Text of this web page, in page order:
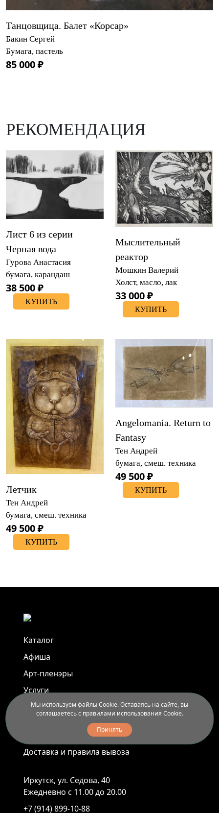
Танцовщица. Балет «Корсар»
Бакин Сергей
Бумага, пастель
85 000 ₽
РЕКОМЕНДАЦИЯ
Лист 6 из серии
Черная вода
Гурова Анастасия
бумага, карандаш
38 500 ₽
КУПИТЬ
Мыслительный
реактор
Мошкин Валерий
Холст, масло, лак
33 000 ₽
КУПИТЬ
Летчик
Тен Андрей
бумага, смеш. техника
49 500 ₽
КУПИТЬ
Angelomania. Return to
Fantasy
Тен Андрей
бумага, смеш. техника
49 500 ₽
КУПИТЬ
Каталог
Афиша
Арт-пленэры
Услуги
Новости
Доставка и правила вывоза
Иркутск, ул. Седова, 40
Ежедневно с 11.00 до 20.00
+7 (914) 899-10-88
Мы используем файлы Cookie. Оставаясь на сайте, вы
соглашаетесь с правилами использования Cookie.
Принять